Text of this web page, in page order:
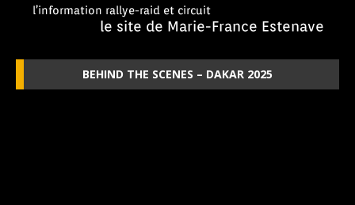
BEHIND THE SCENES – DAKAR 2025